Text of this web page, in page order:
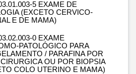
5 EXAME DE
(EXCETO CERVICO-
E DE MAMA)
0 EXAME
PATOLÓGICO PARA
/ PARAFINA POR
OU POR BIOPSIA
COLO UTERINO E MAMA)